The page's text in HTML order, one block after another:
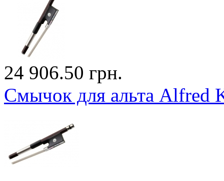
24 906.50 грн.
Смычок для альта Alfred